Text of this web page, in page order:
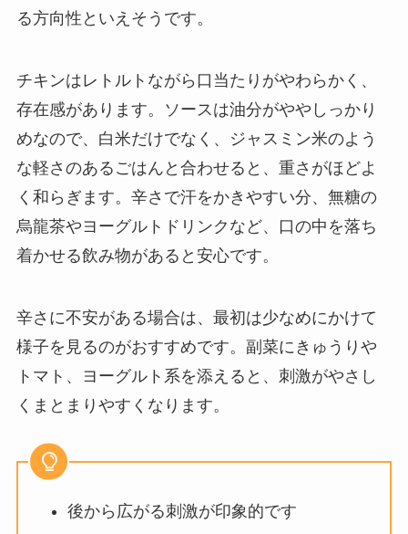
る方向性といえそうです。
チキンはレトルトながら口当たりがやわらかく、
存在感があります。ソースは油分がややしっかり
めなので、白米だけでなく、ジャスミン米のよう
な軽さのあるごはんと合わせると、重さがほどよ
く和らぎます。辛さで汗をかきやすい分、無糖の
烏龍茶やヨーグルトドリンクなど、口の中を落ち
着かせる飲み物があると安心です。
辛さに不安がある場合は、最初は少なめにかけて
様子を見るのがおすすめです。副菜にきゅうりや
トマト、ヨーグルト系を添えると、刺激がやさし
くまとまりやすくなります。
後から広がる刺激が印象的です